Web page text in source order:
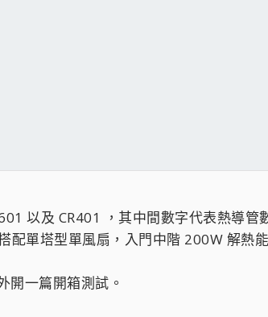
以及 CR401 ，其中間數字代表熱導
單塔型單風扇，入門中階 200W 解熱能
開一篇開箱測試。